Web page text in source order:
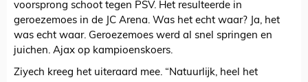
voorsprong schoot tegen PSV. Het resulteerde in
geroezemoes in de JC Arena. Was het echt waar? Ja, het
was echt waar. Geroezemoes werd al snel springen en
juichen. Ajax op kampioenskoers.
Ziyech kreeg het uiteraard mee. “Natuurlijk, heel het